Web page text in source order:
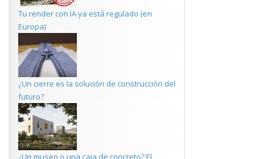
Tu render con IA ya está regulado (en
Europa)
¿Un cierre es la solución de construcción del
futuro?
¿Un museo o una caja de concreto? El